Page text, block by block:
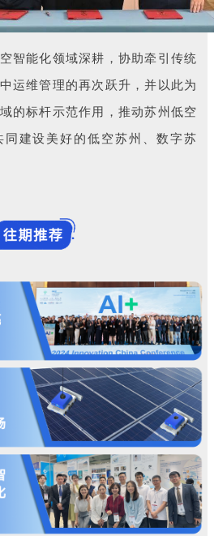
智能化领域深耕，协助牵引传统
运维管理的再次跃升，并以此为
的标杆示范作用，推动苏州低空
建设美好的低空苏州、数字苏